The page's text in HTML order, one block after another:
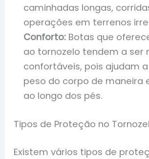
caminhadas longas,
operações em terrenos
Conforto: Botas que
ao tornozelo tendem a ser
confortáveis, pois ajudam
peso do corpo de maneira
ao longo dos pés.
Tipos de Proteção no
Existem vários tipos de